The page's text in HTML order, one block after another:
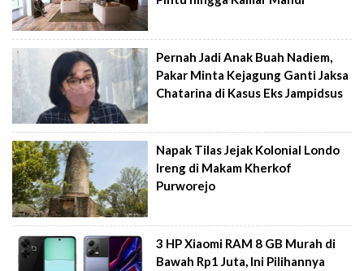
Pernah Jadi Anak Buah Nadiem,
Pakar Minta Kejagung Ganti Jaksa
Chatarina di Kasus Eks Jampidsus
Napak Tilas Jejak Kolonial Londo
Ireng di Makam Kherkof
Purworejo
3 HP Xiaomi RAM 8 GB Murah di
Bawah Rp1 Juta, Ini Pilihannya